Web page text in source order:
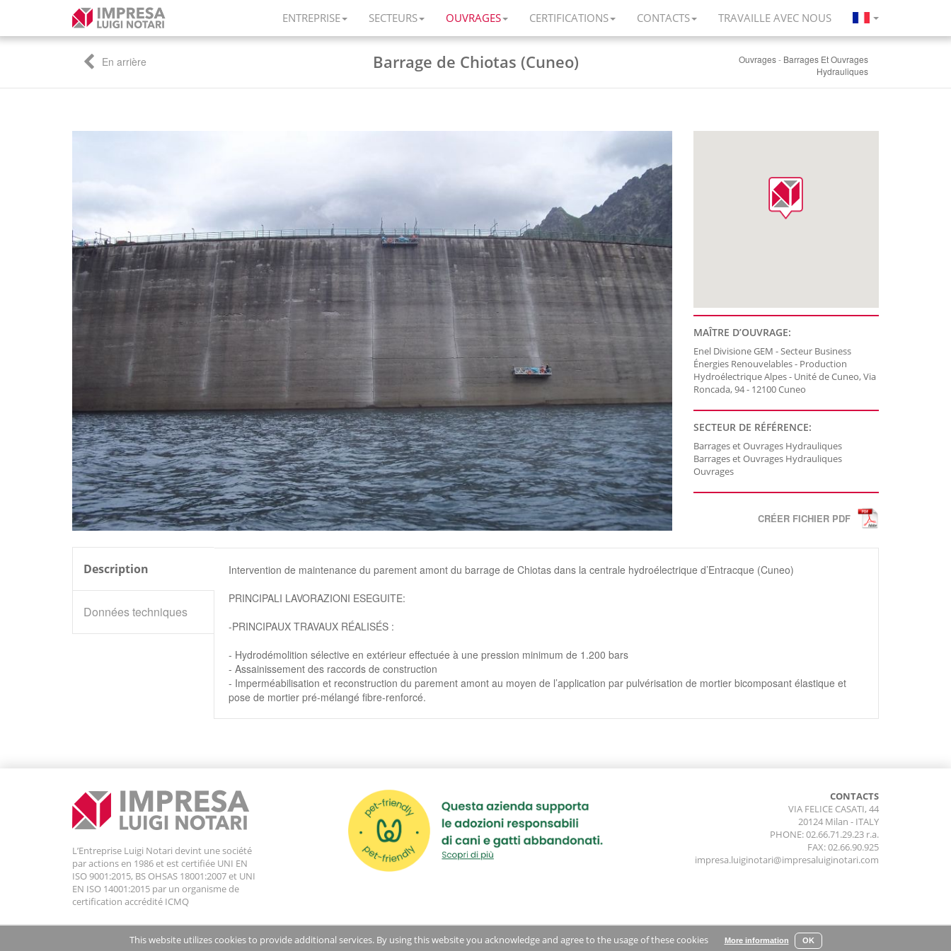
ENTREPRISE SECTEURS OUVRAGES CERTIFICATIONS CONTACTS TRAVAILLE AVEC NOUS
En arrière Barrage de Chiotas (Cuneo) Ouvrages- Barrages Et Ouvrages
Hydrauliques
MAÎTRE D’OUVRAGE:
Enel Divisione GEM - Secteur Business
Énergies Renouvelables - Production
Hydroélectrique Alpes - Unité de Cuneo, Via
Roncada, 94 - 12100 Cuneo
SECTEUR DE RÉFÉRENCE:
Barrages et Ouvrages Hydrauliques
Barrages et Ouvrages Hydrauliques
Ouvrages
CRÉER FICHIER PDF
Description
Données techniques
Intervention de maintenance du parement amont du barrage de Chiotas dans la centrale hydroélectrique d’Entracque (Cuneo)
PRINCIPALI LAVORAZIONI ESEGUITE:
-PRINCIPAUX TRAVAUX RÉALISÉS :
- Hydrodémolition sélective en extérieur effectuée à une pression minimum de 1.200 bars
- Assainissement des raccords de construction
- Imperméabilisation et reconstruction du parement amont au moyen de l’application par pulvérisation de mortier bicomposant élastique et
pose de mortier pré-mélangé fibre-renforcé.
L’Entreprise Luigi Notari devint une société
par actions en 1986 et est certifiée UNI EN
ISO 9001:2015, BS OHSAS 18001:2007 et UNI
EN ISO 14001:2015 par un organisme de
certification accrédité ICMQ
CONTACTS
VIA FELICE CASATI, 44
20124 Milan - ITALY
PHONE: 02.66.71.29.23 r.a.
FAX: 02.66.90.925
impresa.luiginotari@impresaluiginotari.com
© 2019 IMPRESA LUIGI NOTARI spa - PIVA: 08099180153
This website utilizes cookies to provide additional services. By using this website you acknowledge and agree to the usage of these cookies
More information OK